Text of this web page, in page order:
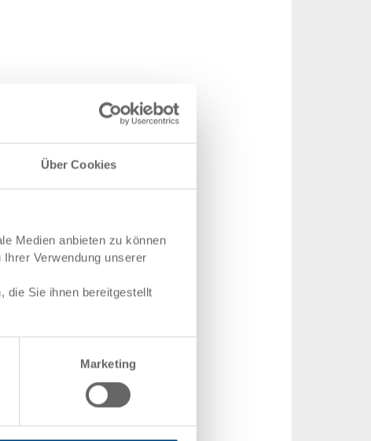
Über Cookies
Medien anbieten zu können
Verwendung unserer
die Sie ihnen bereitgestellt
Marketing